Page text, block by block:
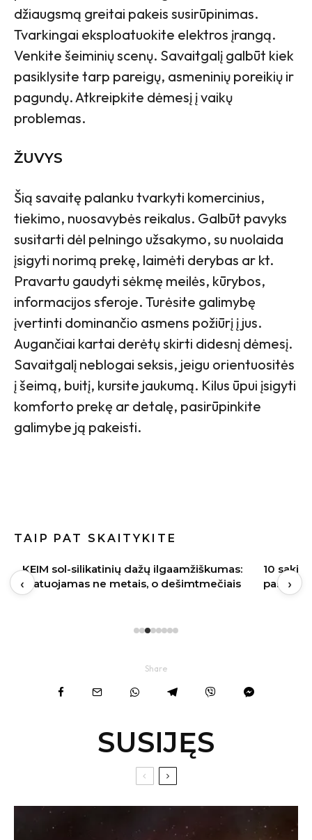
džiaugsmą greitai pakeis susirūpinimas.
Tvarkingai eksploatuokite elektros įrangą.
Venkite šeiminių scenų. Savaitgalį galbūt kiek
pasiklysite tarp pareigų, asmeninių poreikių ir
pagundų. Atkreipkite dėmesį į vaikų
problemas.
ŽUVYS
Šią savaitę palanku tvarkyti komercinius,
tiekimo, nuosavybės reikalus. Galbūt pavyks
susitarti dėl pelningo užsakymo, su nuolaida
įsigyti norimą prekę, laimėti derybas ar kt.
Pravartu gaudyti sėkmę meilės, kūrybos,
informacijos sferoje. Turėsite galimybę
įvertinti dominančio asmens požiūrį į jus.
Augančiai kartai derėtų skirti didesnį dėmesį.
Savaitgalį neblogai seksis, jeigu orientuositės
į šeimą, buitį, kursite jaukumą. Kilus ūpui įsigyti
komforto prekę ar detalę, pasirūpinkite
galimybe ją pakeisti.
TAIP PAT SKAITYKITE
KEIM sol-silikatinių dažų ilgaamžiškumas:
matuojamas ne metais, o dešimtmečiais
10
pasijusti
‹ ›
Share
SUSIJĘS